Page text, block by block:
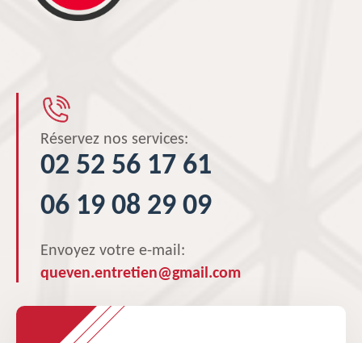
Réservez nos services:
02 52 56 17 61
06 19 08 29 09
Envoyez votre e-mail:
queven.entretien@gmail.com